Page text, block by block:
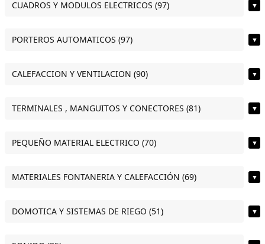
CUADROS Y MODULOS ELECTRICOS (97) ▼
PORTEROS AUTOMATICOS (97) ▼
CALEFACCION Y VENTILACION (90) ▼
TERMINALES , MANGUITOS Y CONECTORES (81) ▼
PEQUEÑO MATERIAL ELECTRICO (70) ▼
MATERIALES FONTANERIA Y CALEFACCIÓN (69) ▼
DOMOTICA Y SISTEMAS DE RIEGO (51) ▼